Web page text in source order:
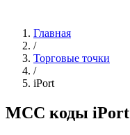
Главная
/
Торговые точки
/
iPort
MCC коды iPort